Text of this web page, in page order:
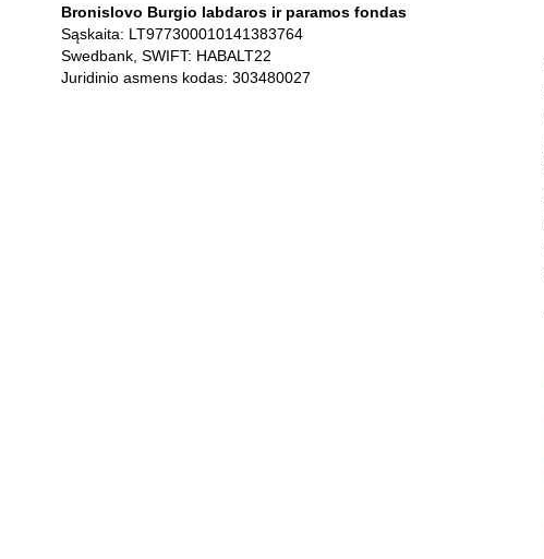
Bronislovo Burgio labdaros ir paramos fondas
Sąskaita: LT977300010141383764
Swedbank, SWIFT: HABALT22
Juridinio asmens kodas: 303480027